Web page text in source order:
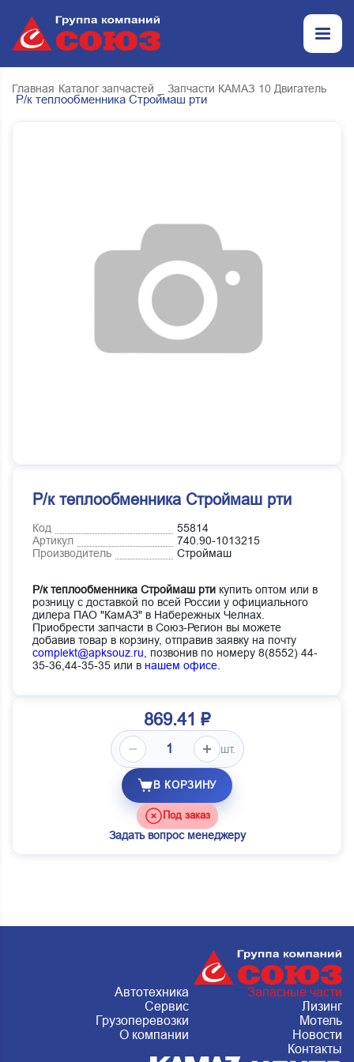
Главная Каталог запчастей _ Запчасти КАМАЗ 10 Двигатель
Р/к теплообменника Строймаш рти
Р/к теплообменника Строймаш рти
Код
55814
Артикул
740.90-1013215
Производитель
Строймаш
Р/к теплообменника Строймаш рти купить оптом или в
розницу с доставкой по всей России у официального
дилера ПАО "КамАЗ" в Набережных Челнах.
Приобрести запчасти в Союз-Регион вы можете
добавив товар в корзину, отправив заявку на почту
complekt@apksouz.ru,
позвонив по номеру 8(8552) 44-
35-36,44-35-35 или в нашем офисе
869.41 ₽
шт.
В КОРЗИНУ
Под заказ
Задать вопрос менеджеру
Автотехника
Запасные части
Сервис
Лизинг
Грузоперевозки
Мотель
О компании
Новости
Контакты